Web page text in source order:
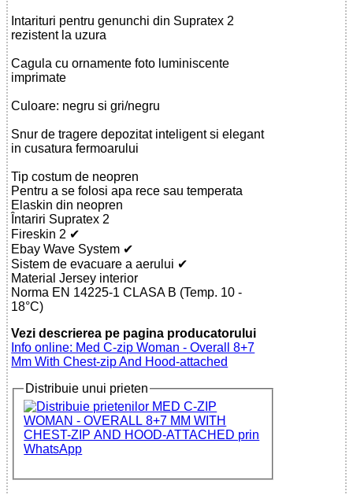
Intarituri pentru genunchi din Supratex 2
rezistent la uzura
Cagula cu ornamente foto luminiscente
imprimate
Culoare: negru si gri/negru
Snur de tragere depozitat inteligent si elegant
in cusatura fermoarului
Tip costum de neopren
Pentru a se folosi apa rece sau temperata
Elaskin din neopren
Întariri Supratex 2
Fireskin 2 ✔
Ebay Wave System ✔
Sistem de evacuare a aerului ✔
Material Jersey interior
Norma EN 14225-1 CLASA B (Temp. 10 -
18°C)
Vezi descrierea pe pagina producatorului
Info online: Med C-zip Woman - Overall 8+7
Mm With Chest-zip And Hood-attached
Distribuie unui prieten